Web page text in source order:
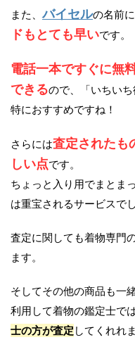
また、バイセルの名前
ドもとても早いです。
電話一本ですぐに無
できるので、「いちい
特におすすめですね！
さらには査定されたも
しい点です。
ちょっと入り用でまとま
は重宝されるサービスでし
査定に関しても着物専門
ます。
そしてその他の商品も一
利用して着物の鑑定士で
士の方が査定 してくれれ